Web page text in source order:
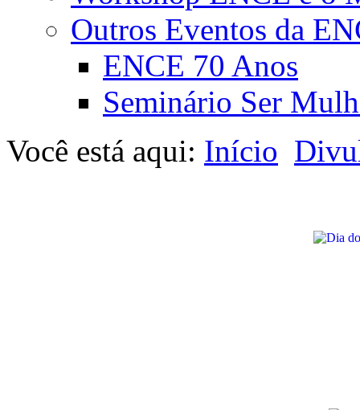
Outros Eventos da
ENCE 70 Anos
Seminário Ser
Você está aqui: Início